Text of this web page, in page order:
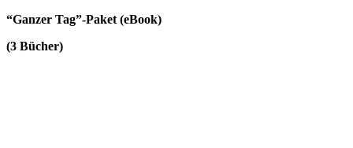
“Ganzer Tag”-Paket (eBook)
(3 Bücher)